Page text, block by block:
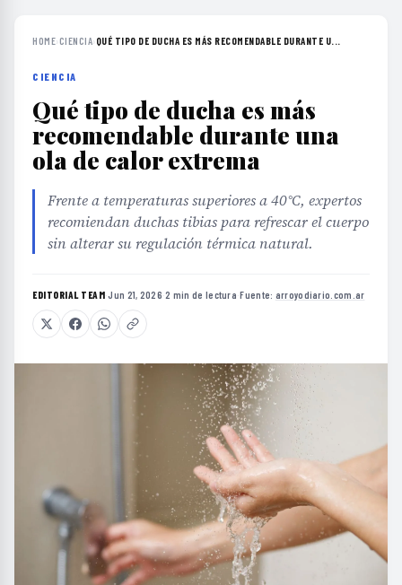
HOME›CIENCIA› QUÉ TIPO DE DUCHA ES MÁS RECOMENDABLE DURANTE U...
CIENCIA
Qué tipo de ducha es más
recomendable durante una
ola de calor extrema
Frente a temperaturas superiores a 40°C, expertos
recomiendan duchas tibias para refrescar el cuerpo
sin alterar su regulación térmica natural.
EDITORIAL TEAM·Jun 21, 2026·2 min de lectura·Fuente: arroyodiario.com.ar